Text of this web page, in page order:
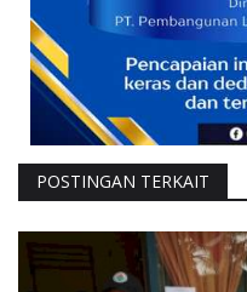
POSTINGAN TERKAIT